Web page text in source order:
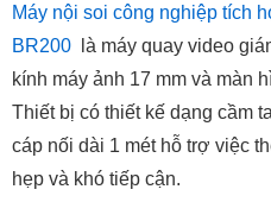
Máy nội soi công nghiệp tích
BR200 là máy quay video
kính máy ảnh 17 mm và màn
Thiết bị có thiết kế dạng cầm
cáp nối dài 1 mét hỗ trợ việc
hẹp và khó tiếp cận.